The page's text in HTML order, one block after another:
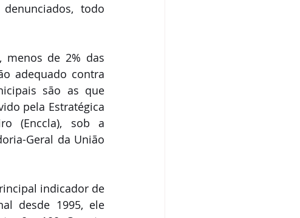
todo
menos de 2% das
adequado contra
são as que
pela Estratégica
(Enccla), sob a
Geral da União
indicador de
desde 1995, ele